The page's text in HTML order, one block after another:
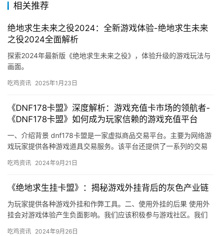
相关推荐
绝地求生未来之役2024：全新游戏体验-绝地求生未来
之役2024全面解析
探索2024年最新版《绝地求生未来之役》，体验升级的游戏玩法与
画面。
吃鸡资讯 2025年1月23日
《DNF178卡盟》深度解析：游戏充值卡市场的领航者-
《DNF178卡盟》如何成为玩家信赖的游戏充值平台
一、介绍背景 dnf178卡盟是一家虚拟商品交易平台。主要为网络游
戏玩家提供各种游戏道具交易服务。该平台还提供了一系列的交易
吃鸡资讯 2024年9月21日
《绝地求生挂卡盟》：揭秘游戏外挂背后的灰色产业链
为玩家提供各种游戏外挂和作弊工具。二、使用外挂的后果 使用外
挂会对游戏体验产生负面影响。我们应该积极参与游戏社区。我们
吃鸡资讯 2024年9月26日